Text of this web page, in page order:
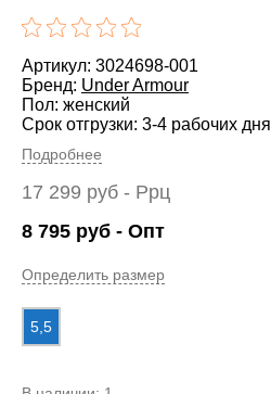
Артикул: 3024698-001
Бренд: Under Armour
Пол: женский
Срок отгрузки: 3-4 рабочих дня
Подробнее
17 299 руб - Ррц
8 795 руб - Опт
Определить размер
5,5